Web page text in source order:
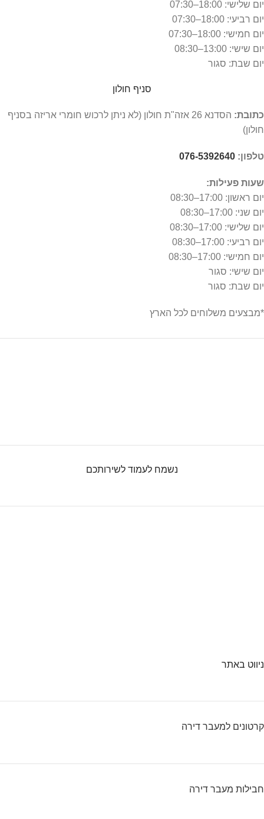
יום שלישי: 18:00–07:30
יום רביעי: 18:00–07:30
יום חמישי: 18:00–07:30
יום שישי: 13:00–08:30
יום שבת: סגור
סניף חולון
כתובת:
הסדנא 26 אזה"ת חולון (לא ניתן לרכוש חומרי אריזה בסניף
חולון)
טלפון: 076-5392640
שעות פעילות:
יום ראשון: 17:00–08:30
יום שני: 17:00–08:30
יום שלישי: 17:00–08:30
יום רביעי: 17:00–08:30
יום חמישי: 17:00–08:30
יום שישי: סגור
יום שבת: סגור
*מבצעים משלוחים לכל הארץ
נשמח לעמוד לשירותכם
ניווט באתר
קרטונים למעבר דירה
חבילות מעבר דירה